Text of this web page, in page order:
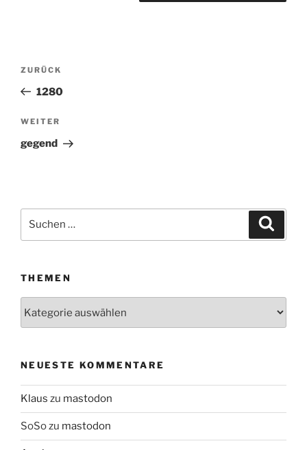
Beitragsnavigation
Vorheriger
Beitrag
ZURÜCK
1280
Nächster
Beitrag
WEITER
gegend
THEMEN
NEUESTE KOMMENTARE
Klaus zu mastodon
SoSozu mastodon